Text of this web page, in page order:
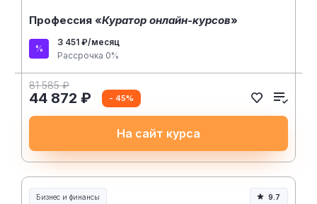
Профессия «Куратор онлайн-курсов»
3 451 ₽/месяц
Рассрочка 0%
81 585 ₽
44 872 ₽ - 45%
На сайт курса
Бизнес и финансы 9.7